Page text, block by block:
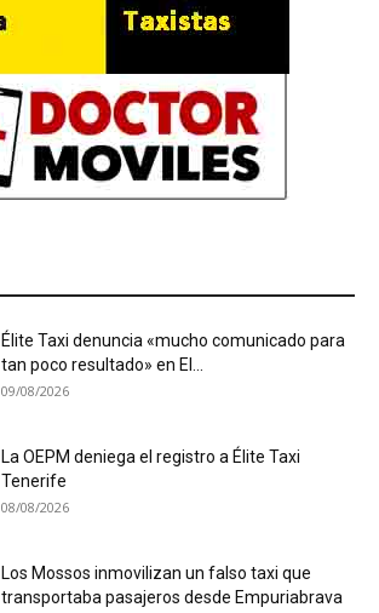
Élite Taxi denuncia «mucho comunicado para
tan poco resultado» en El...
09/08/2026
La OEPM deniega el registro a Élite Taxi
Tenerife
08/08/2026
Los Mossos inmovilizan un falso taxi que
transportaba pasajeros desde Empuriabrava